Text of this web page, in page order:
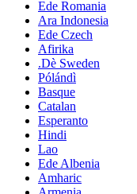
Ede Romania
Ara Indonesia
Ede Czech
Afirika
.Dè Sweden
Pólándì
Basque
Catalan
Esperanto
Hindi
Lao
Ede Albenia
Amharic